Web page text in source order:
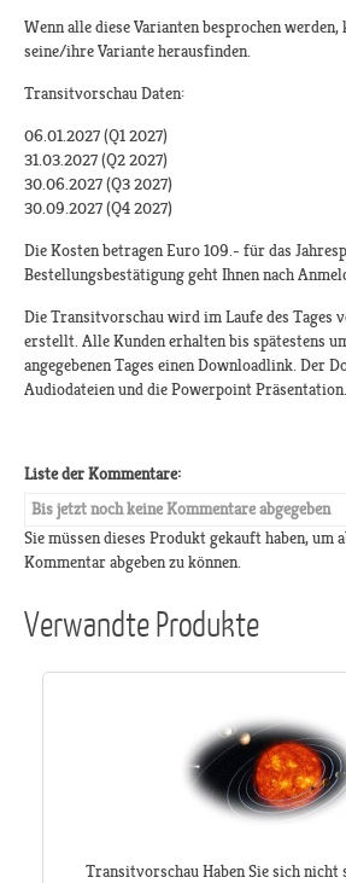
Wenn alle diese Varianten besprochen
seine/ihre Variante herausfinden.
Transitvorschau Daten:
06.01.2027 (Q1 2027)
31.03.2027 (Q2 2027)
30.06.2027 (Q3 2027)
30.09.2027 (Q4 2027)
Die Kosten betragen Euro 109.- für das
Bestellungsbestätigung geht Ihnen nach
Die Transitvorschau wird im Laufe des Tages
erstellt. Alle Kunden erhalten bis spätestens
angegebenen Tages einen Downloadlink. Der
Audiodateien und die Powerpoint Präsentation.
Liste der Kommentare:
Bis jetzt noch keine Kommentare abgegeben
Sie müssen dieses Produkt gekauft haben, um
Kommentar abgeben zu können.
Verwandte Produkte
Transitvorschau Haben Sie sich nicht